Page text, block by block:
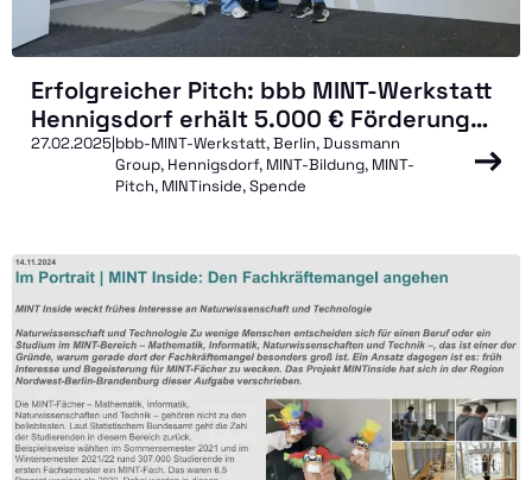
Veranstaltungen
MINT-Berufe
Erfolgreicher Pitch: bbb MINT-Werkstatt
Hennigsdorf erhält 5.000 € Förderung
der Dussmann Group
27.02.2025|bbb-MINT-Werkstatt, Berlin, Dussmann
Group, Hennigsdorf, MINT-Bildung, MINT-
Pitch, MINTinside, Spende